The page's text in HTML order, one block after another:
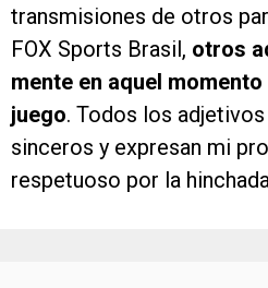
transmisiones de otros
FOX Sports Brasil, otros
mente en aquel
juego. Todos los
sinceros y expresan mi
respetuoso por la